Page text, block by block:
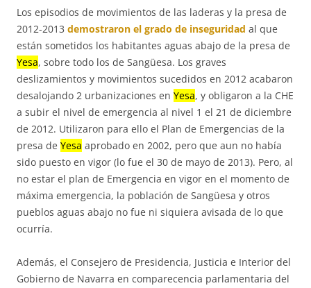
Los episodios de movimientos de las laderas y la presa de
2012-2013 demostraron el grado de inseguridad al que
están sometidos los habitantes aguas abajo de la presa de
Yesa, sobre todo los de Sangüesa. Los graves
deslizamientos y movimientos sucedidos en 2012 acabaron
desalojando 2 urbanizaciones en Yesa, y obligaron a la CHE
a subir el nivel de emergencia al nivel 1 el 21 de diciembre
de 2012. Utilizaron para ello el Plan de Emergencias de la
presa de Yesa aprobado en 2002, pero que aun no había
sido puesto en vigor (lo fue el 30 de mayo de 2013). Pero, al
no estar el plan de Emergencia en vigor en el momento de
máxima emergencia, la población de Sangüesa y otros
pueblos aguas abajo no fue ni siquiera avisada de lo que
ocurría.
Además, el Consejero de Presidencia, Justicia e Interior del
Gobierno de Navarra en comparecencia parlamentaria del